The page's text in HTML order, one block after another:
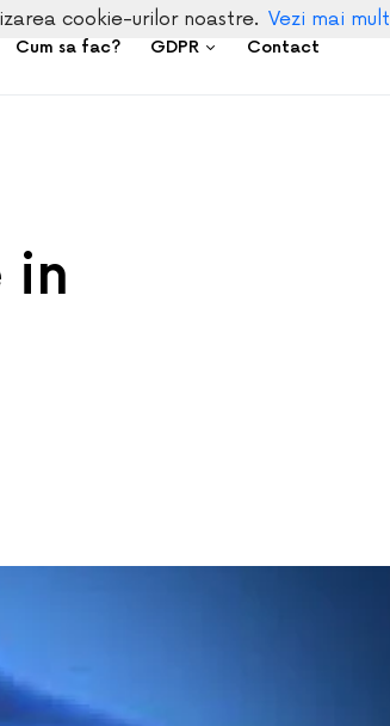
Cum sa fac? GDPR Contact
in
cookie-urilor noastre. Vezi mai mult